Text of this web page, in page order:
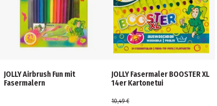
JOLLY Airbrush Fun mit
Fasermalern
JOLLY Fasermaler BOOSTER XL
14er Kartonetui
10,49 €